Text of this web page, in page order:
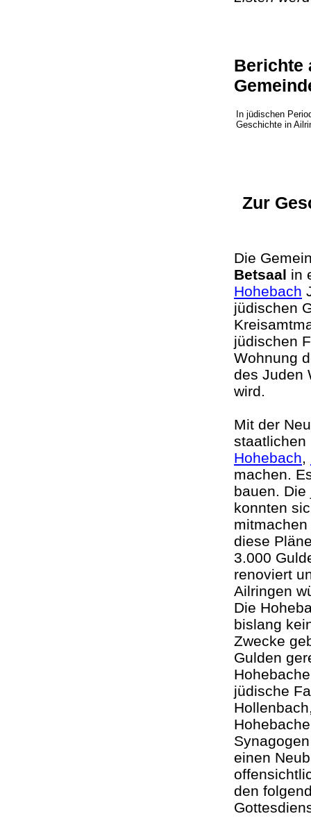
Berichte
In jüdischen
Geschichte in
Zur
Die
Betsaal in
Hohebach
jüdischen
jüdischen
Wohnung
des Juden
wird.
Mit der
staatlichen
Hohebach,
machen.
bauen.
konnten
diese
3.000
renoviert
Ailringen
Die
bislang
Zwecke
Gulden
jüdische
einen
den